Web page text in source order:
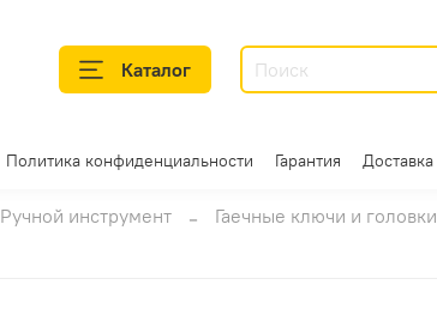
Каталог
Политика конфиденциальности Гарантия Доставка
Ручной инструмент Гаечные ключи и головки